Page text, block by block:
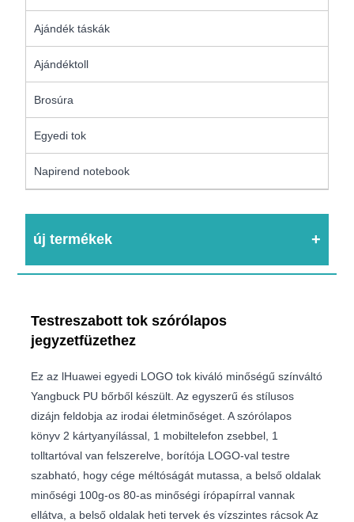
Ajándék táskák
Ajándéktoll
Brosúra
Egyedi tok
Napirend notebook
új termékek
Testreszabott tok szórólapos
jegyzetfüzethez
Ez az lHuawei egyedi LOGO tok kiváló minőségű színváltó
Yangbuck PU bőrből készült. Az egyszerű és stílusos
dizájn feldobja az irodai életminőséget. A szórólapos
könyv 2 kártyanyílással, 1 mobiltelefon zsebbel, 1
tolltartóval van felszerelve, borítója LOGO-val testre
szabható, hogy cége méltóságát mutassa, a belső oldalak
minőségi 100g-os 80-as minőségi írópapírral vannak
ellátva, a belső oldalak heti tervek és vízszintes rácsok Az